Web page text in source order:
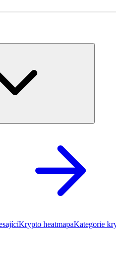
Krypto heatmapaKategorie